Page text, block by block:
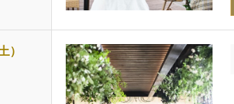
）